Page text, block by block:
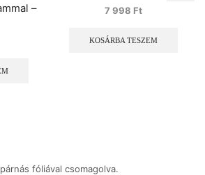
–
7 998 Ft
KOSÁRBA TESZEM
fóliával csomagolva.